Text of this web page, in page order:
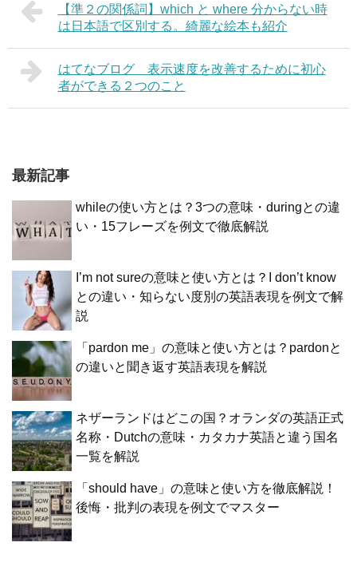
【準２の関係詞】which と where 分からない時
は日本語で区別する。綺麗な絵本も紹介
はてなブログ 表示速度を改善するために初心
者ができる２つのこと
最新記事
whileの使い方とは？3つの意味・duringとの違
い・15フレーズを例文で徹底解説
I’m not sureの意味と使い方とは？I don’t know
との違い・知らない度別の英語表現を例文で解
説
「pardon me」の意味と使い方とは？pardonと
の違いと聞き返す英語表現を解説
ネザーランドはどこの国？オランダの英語正式
名称・Dutchの意味・カタカナ英語と違う国名
一覧を解説
「should have」の意味と使い方を徹底解説！
後悔・批判の表現を例文でマスター